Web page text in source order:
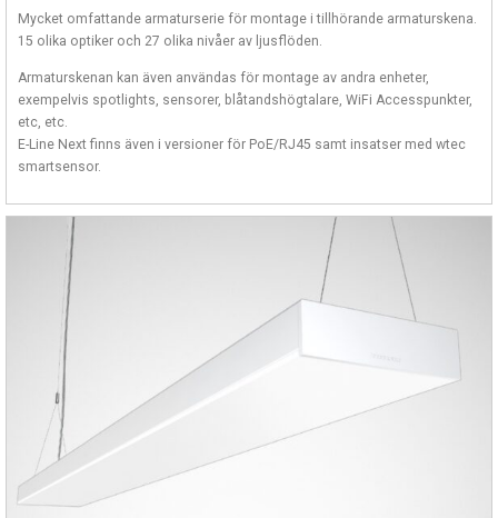
Mycket omfattande armaturserie för montage i tillhörande armaturskena.
15 olika optiker och 27 olika nivåer av ljusflöden.
Armaturskenan kan även användas för montage av andra enheter,
exempelvis spotlights, sensorer, blåtandshögtalare, WiFi Accesspunkter,
etc, etc.
E-Line Next finns även i versioner för PoE/RJ45 samt insatser med wtec
smartsensor.